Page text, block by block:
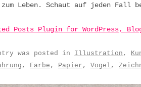
zum Leben. Schaut auf jeden Fall
was posted in Illustration ,
, Farbe , Papier , Vogel ,